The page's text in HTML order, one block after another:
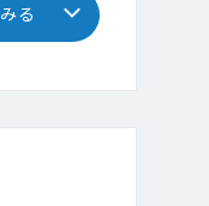
る